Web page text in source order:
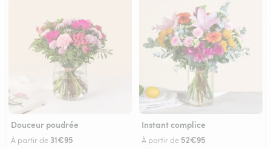
Douceur poudrée
À partir de 31€95
Instant complice
À partir de 52€95